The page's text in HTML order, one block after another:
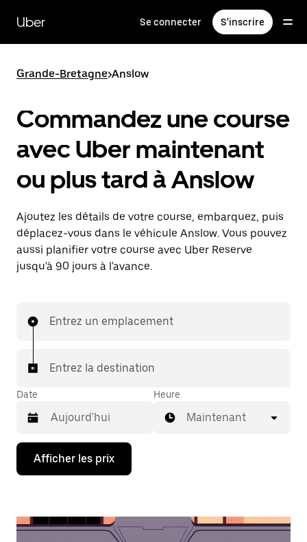
contenu
principal
Uber Se connecter S'inscrire
Grande-Bretagne>Anslow
Commandez une course
avec Uber maintenant
ou plus tard à Anslow
Ajoutez les détails de votre course, embarquez, puis
déplacez-vous dans le véhicule Anslow. Vous pouvez
aussi planifier votre course avec Uber Reserve
jusqu'à 90 jours à l'avance.
Entrez un emplacement
Entrez la destination
Date
Appuyez
la
bas
Heure
Maintenant
Afficher les prix